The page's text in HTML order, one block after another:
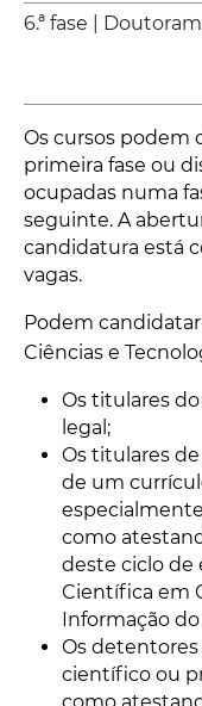
6.ª fase |
Os cursos podem
primeira fase ou
ocupadas numa
seguinte. A
candidatura está
vagas.
Podem
Ciências e
Os titulares
legal;
Os titulares
de um
como
deste ciclo de
Científica em
Informação do
Os
científico ou